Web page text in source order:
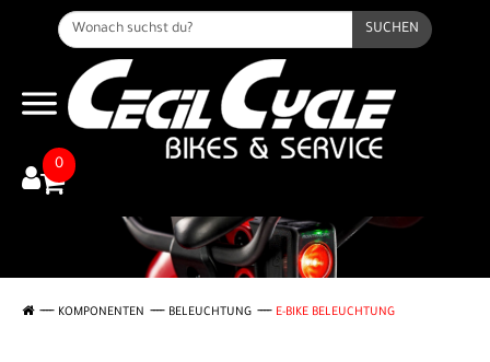
SUCHEN
0
KOMPONENTEN BELEUCHTUNG E-BIKE BELEUCHTUNG